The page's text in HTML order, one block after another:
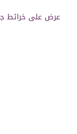
عرض على خرائط